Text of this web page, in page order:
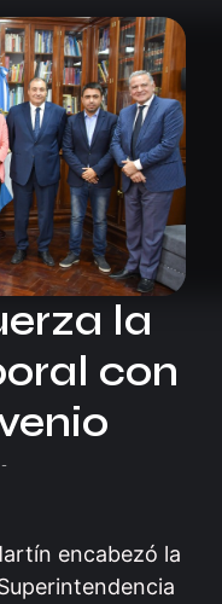
la
con
-
encabezó la